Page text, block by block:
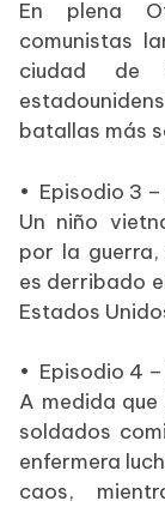
En plena
comunistas
ciudad de
batallas más
• Episodio 3
Un niño
por la
es derribado
Estados
• Episodio 4
A medida
soldados
enfermera
caos,